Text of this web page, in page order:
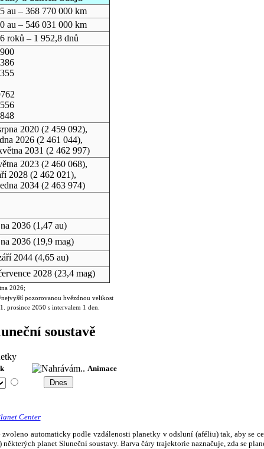
au – 368 770 000 km
au – 546 031 000 km
roků – 1 952,8 dnů
2020(2 459 092),
2026(2 461 044),
2031 (2 462 997)
2023(2 460 068),
2028(2 462 021),
2034(2 463 974)
2036(1,47 au)
2036(19,9 mag)
2044(4,65 au)
2028(23,4 mag)
2026;
pozorovanou hvězdnou velikost
prosince 2050 s intervalem 1 den.
soustavě
Animace
Center
automaticky podle vzdálenosti planetky v odsluní (aféliu) tak, aby se
planet Sluneční soustavy. Barva čáry trajektorie naznačuje, zda se